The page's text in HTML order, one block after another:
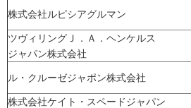
株式会社ルピシアグルマン
ツヴィリングＪ．Ａ．ヘンケルス
ジャパン株式会社
ル・クルーゼジャポン株式会社
株式会社ケイト・スペードジャパン